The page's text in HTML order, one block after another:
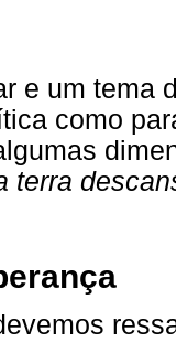
e um tema
como
terra